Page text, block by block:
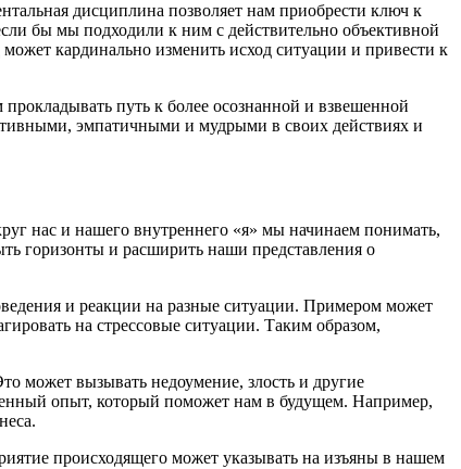
дисциплина позволяет нам приобрести ключ к
бы мы подходили к ним с действительно объективной
кардинально изменить исход ситуации и привести к
путь к более осознанной и взвешенной
эмпатичными и мудрыми в своих действиях и
нас и нашего внутреннего «я» мы начинаем понимать,
горизонты и расширить наши представления о
и реакции на разные ситуации. Примером может
на стрессовые ситуации. Таким образом,
может вызывать недоумение, злость и другие
опыт, который поможет нам в будущем. Например,
происходящего может указывать на изъяны в нашем